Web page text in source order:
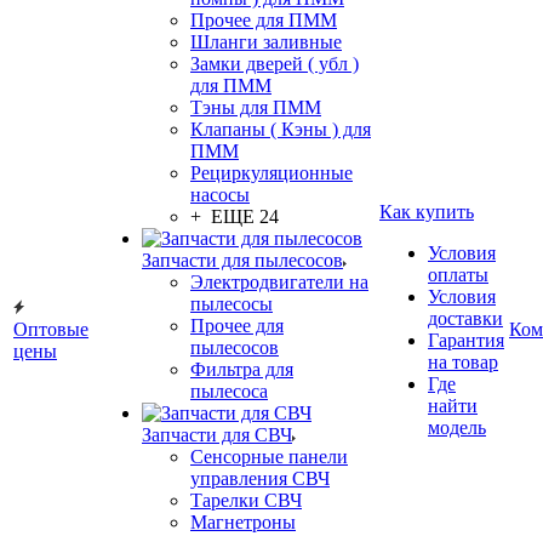
Оптовые
цены
Прочее для ПММ
Шланги заливные
Замки дверей ( убл )
для ПММ
Тэны для ПММ
Клапаны ( Кэны ) для
ПММ
Рециркуляционные
насосы
+ ЕЩЕ 24
Запчасти для пылесосов
Электродвигатели на
пылесосы
Прочее для
пылесосов
Фильтра для
пылесоса
Запчасти для СВЧ
Сенсорные панели
управления СВЧ
Тарелки СВЧ
Магнетроны
Как купить
Условия
оплаты
Условия
доставки
Гарантия
на товар
Где
найти
модель